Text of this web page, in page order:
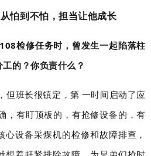
怕到不怕，担当让他成长
检修任务时，曾发生一起陷落柱
的？你负责什么？
长很镇定，第一时间启动了应
确，有盯顶板的，有抢修设备的，有
设备采煤机的检修和故障排查，